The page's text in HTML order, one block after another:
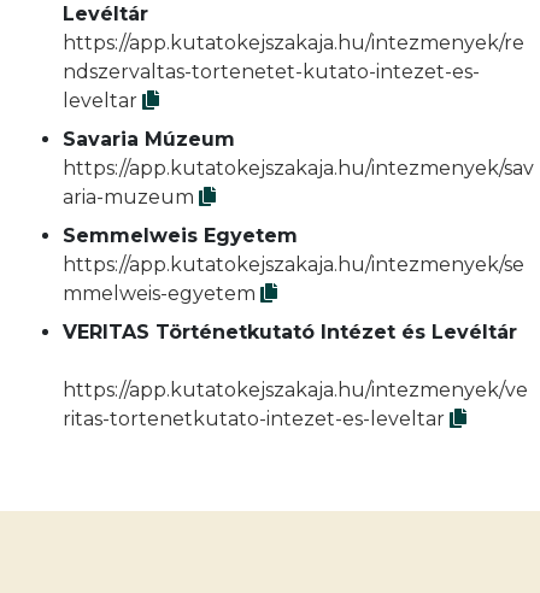
Levéltár
https://app.kutatokejszakaja.hu/intezmenyek/re
ndszervaltas-tortenetet-kutato-intezet-es-
leveltar
Savaria Múzeum
https://app.kutatokejszakaja.hu/intezmenyek/sav
aria-muzeum
Semmelweis Egyetem
https://app.kutatokejszakaja.hu/intezmenyek/se
mmelweis-egyetem
VERITAS Történetkutató Intézet és Levéltár
https://app.kutatokejszakaja.hu/intezmenyek/ve
ritas-tortenetkutato-intezet-es-leveltar